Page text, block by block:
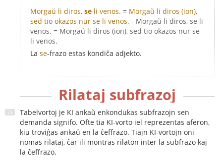
Morgaŭ li diros, se li venos. = Morgaŭ li diros (ion),
sed tio okazos nur se li venos. - Morgaŭ li diros, se li
venos. = Morgaŭ li diros (ion), sed tio okazos nur se
li venos.
La se-frazo estas kondiĉa adjekto.
Rilataj subfrazoj
Tabelvortoj je KI ankaŭ enkondukas subfrazojn sen
demanda signifo. Ofte tia KI-vorto iel reprezentas aferon,
kiu troviĝas ankaŭ en la ĉeffrazo. Tiajn KI-vortojn oni
nomas rilataj, ĉar ili montras rilaton inter la subfrazo kaj
la ĉeffrazo.